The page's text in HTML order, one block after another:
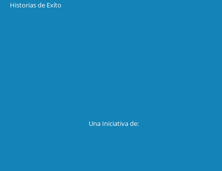
Historias de Exíto
Una Iniciativa de: